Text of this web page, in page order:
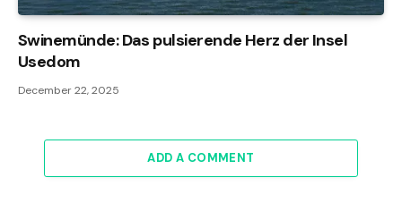
Swinemünde: Das pulsierende Herz der Insel
Usedom
December 22, 2025
ADD A COMMENT